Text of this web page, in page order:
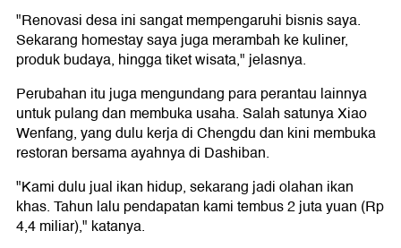
"Renovasi desa ini sangat mempengaruhi bisnis saya.
Sekarang homestay saya juga merambah ke kuliner,
produk budaya, hingga tiket wisata," jelasnya.
Perubahan itu juga mengundang para perantau lainnya
untuk pulang dan membuka usaha. Salah satunya Xiao
Wenfang, yang dulu kerja di Chengdu dan kini membuka
restoran bersama ayahnya di Dashiban.
"Kami dulu jual ikan hidup, sekarang jadi olahan ikan
khas. Tahun lalu pendapatan kami tembus 2 juta yuan (Rp
4,4 miliar)," katanya.